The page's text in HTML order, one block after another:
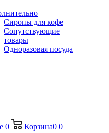
Сиропы для кофе
Сопутствующие
товары
Одноразовая посуда
0 Корзина0 0